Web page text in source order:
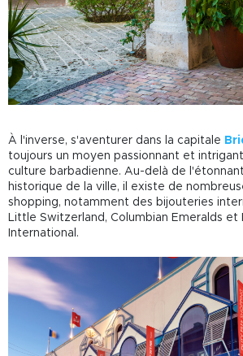
À l'inverse, s'aventurer dans la capitale
toujours un moyen passionnant et
culture barbadienne. Au-delà de
historique de la ville, il existe de
shopping, notamment des bijouteries
Little Switzerland, Columbian Emeralds et
International.